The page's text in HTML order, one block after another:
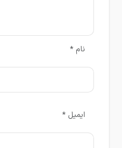
نام*
ایمیل*